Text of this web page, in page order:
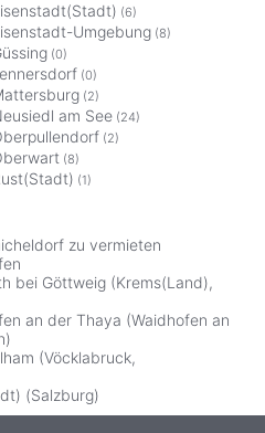
(6)
Umgebung (8)
(0)
(0)
(2)
am See (24)
(2)
(8)
(1)
zu vermieten
bei Göttweig (Krems(Land),
an der Thaya (Waidhofen an
(Vöcklabruck,
(Salzburg)